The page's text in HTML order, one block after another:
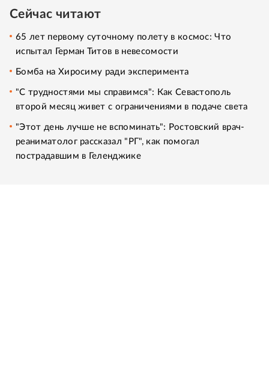
Сейчас читают
65 лет первому суточному полету в космос: Что
испытал Герман Титов в невесомости
Бомба на Хиросиму ради эксперимента
"С трудностями мы справимся": Как Севастополь
второй месяц живет с ограничениями в подаче света
"Этот день лучше не вспоминать": Ростовский врач-
реаниматолог рассказал "РГ", как помогал
пострадавшим в Геленджике